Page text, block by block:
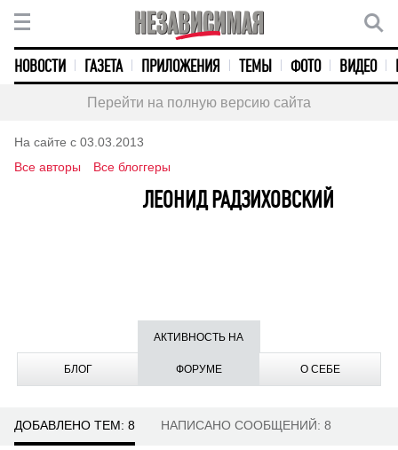
НОВОСТИ ГАЗЕТА ПРИЛОЖЕНИЯ ТЕМЫ ФОТО ВИДЕО
Перейти на полную версию сайта
На сайте с 03.03.2013
Все авторы
Все блоггеры
ЛЕОНИД РАДЗИХОВСКИЙ
БЛОГ
АКТИВНОСТЬ НА
ФОРУМЕ О СЕБЕ
ДОБАВЛЕНО ТЕМ: 8 НАПИСАНО СООБЩЕНИЙ: 8